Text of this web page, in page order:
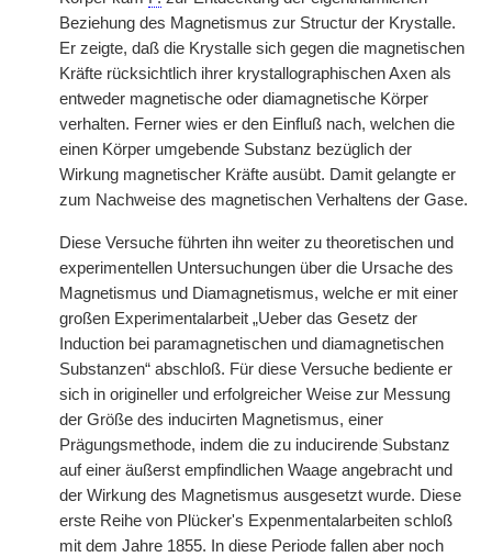
Beziehung des Magnetismus zur Structur der Krystalle.
Er zeigte, daß die Krystalle sich gegen die magnetischen
Kräfte rücksichtlich ihrer krystallographischen Axen als
entweder magnetische oder diamagnetische Körper
verhalten. Ferner wies er den Einfluß nach, welchen die
einen Körper umgebende Substanz bezüglich der
Wirkung magnetischer Kräfte ausübt. Damit gelangte er
zum Nachweise des magnetischen Verhaltens der Gase.
Diese Versuche führten ihn weiter zu theoretischen und
experimentellen Untersuchungen über die Ursache des
Magnetismus und Diamagnetismus, welche er mit einer
großen Experimentalarbeit „Ueber das Gesetz der
Induction bei paramagnetischen und diamagnetischen
Substanzen“ abschloß. Für diese Versuche bediente er
sich in origineller und erfolgreicher Weise zur Messung
der Größe des inducirten Magnetismus, einer
Prägungsmethode, indem die zu inducirende Substanz
auf einer äußerst empfindlichen Waage angebracht und
der Wirkung des Magnetismus ausgesetzt wurde. Diese
erste Reihe von Plücker's Expenmentalarbeiten schloß
mit dem Jahre 1855. In diese Periode fallen aber noch